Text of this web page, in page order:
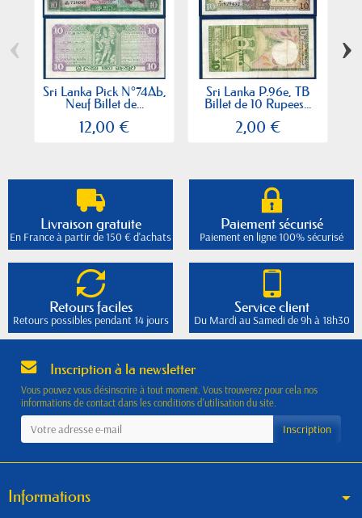
Sri Lanka Pick N°74Ab,
Neuf Billet de...
12,00 €
Sri Lanka P.96e, TB
Billet de 10 Rupees...
2,00 €
‹ ›
Livraison gratuite
En France à partir de 150 € d'achats
Paiement sécurisé
Paiement en ligne 100% sécurisé
Retours faciles
Retours possibles pendant 14 jours
Service client
Du Mardi au Samedi de 9h à 18h30
Inscription à la newsletter
Vous pouvez vous désinscrire à tout moment. Vous trouverez pour cela nos
informations de contact dans les conditions d'utilisation du site.
Informations